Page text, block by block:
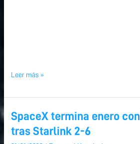
Leer más »
SpaceX termina enero
tras Starlink 2-6
SpaceX
termina
SpaceX
termina